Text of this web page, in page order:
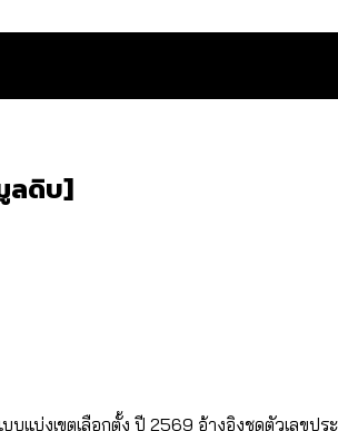
: กฎหมายการรับรองเพศของ
ลดิบ]
งเขตเลือกตั้ง ปี 2569 อ้างอิงชุดตัวเลขป